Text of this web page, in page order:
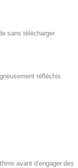
sans télécharger
réfléchis.
avant d’engager des